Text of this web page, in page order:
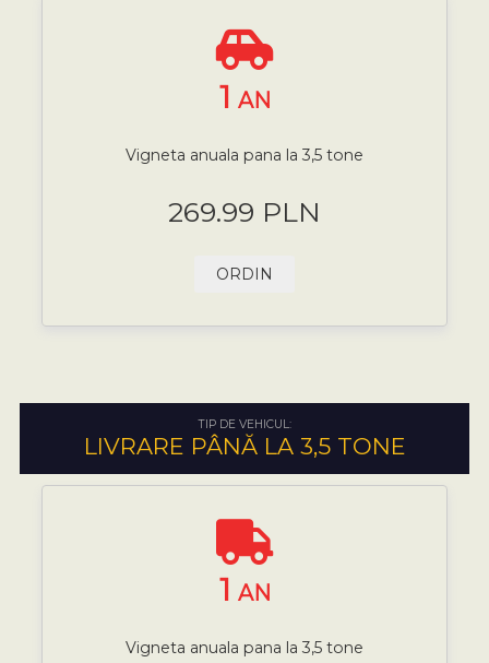
1 AN
Vigneta anuala pana la 3,5 tone
269.99 PLN
ORDIN
TIP DE VEHICUL:
LIVRARE PÂNĂ LA 3,5 TONE
1 AN
Vigneta anuala pana la 3,5 tone